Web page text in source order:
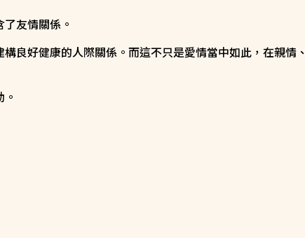
友情關係。
良好健康的人際關係。而這不只是愛情當中如此，在親情、